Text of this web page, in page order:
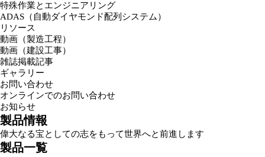
特殊作業とエンジニアリング
ADAS（自動ダイヤモンド配列システム）
リソース
動画（製造工程）
動画（建設工事）
雑誌掲載記事
ギャラリー
お問い合わせ
オンラインでのお問い合わせ
お知らせ
製品情報
偉大なる宝としての志をもって世界へと前進します
製品一覧